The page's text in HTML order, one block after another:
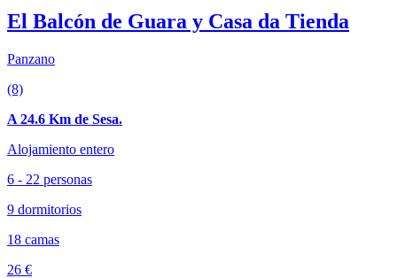
El Balcón de Guara y Casa da Tienda
Panzano
(8)
A 24.6 Km de Sesa.
Alojamiento entero
6 - 22 personas
9 dormitorios
18 camas
26 €